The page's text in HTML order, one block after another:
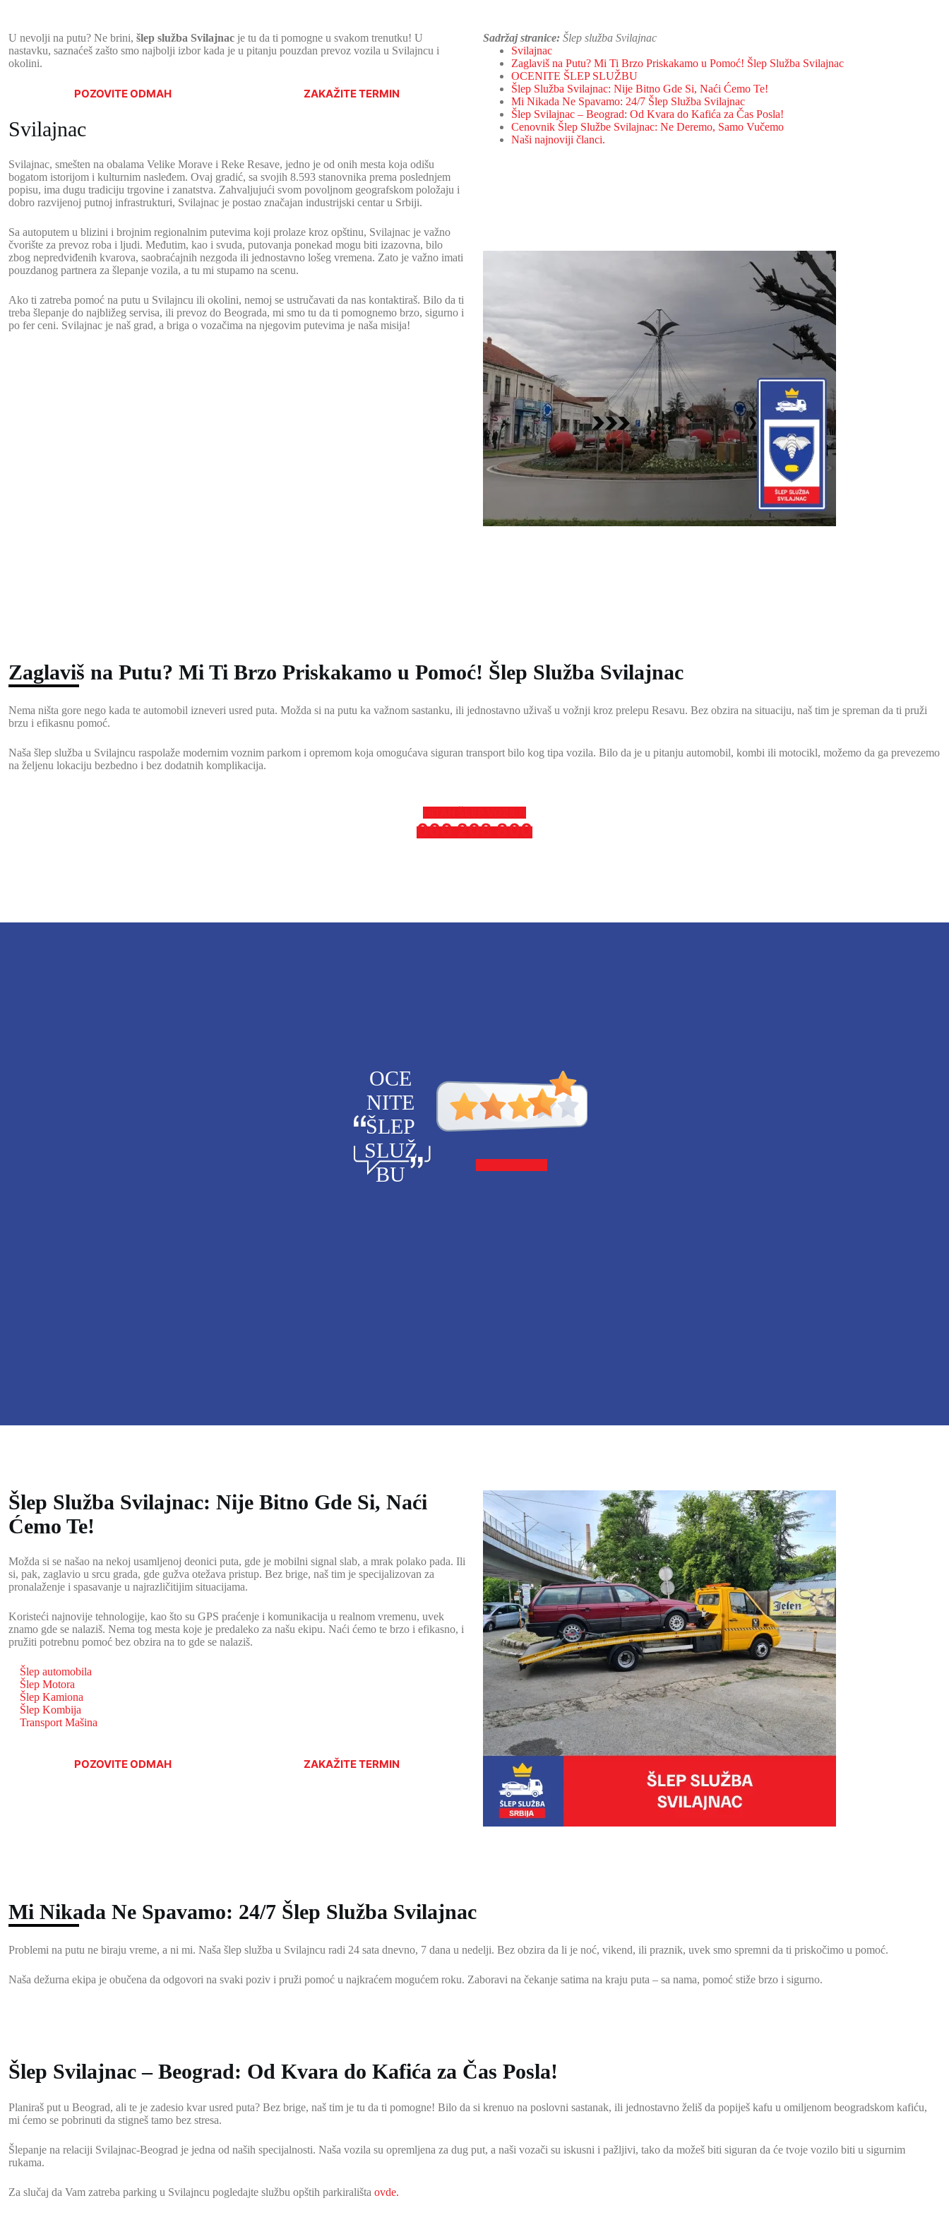
U nevolji na putu? Ne brini, šlep služba Svilajnac je tu da ti pomogne u svakom trenutku! U
nastavku, saznaćeš zašto smo najbolji izbor kada je u pitanju pouzdan prevoz vozila u Svilajncu i
okolini.
POZOVITE ODMAH ZAKAŽITE TERMIN
Svilajnac
Svilajnac, smešten na obalama Velike Morave i Reke Resave, jedno je od onih mesta koja odišu
bogatom istorijom i kulturnim nasleđem. Ovaj gradić, sa svojih 8.593 stanovnika prema poslednjem
popisu, ima dugu tradiciju trgovine i zanatstva. Zahvaljujući svom povoljnom geografskom položaju i
dobro razvijenoj putnoj infrastrukturi, Svilajnac je postao značajan industrijski centar u Srbiji.
Sa autoputem u blizini i brojnim regionalnim putevima koji prolaze kroz opštinu, Svilajnac je važno
čvorište za prevoz roba i ljudi. Međutim, kao i svuda, putovanja ponekad mogu biti izazovna, bilo
zbog nepredviđenih kvarova, saobraćajnih nezgoda ili jednostavno lošeg vremena. Zato je važno imati
pouzdanog partnera za šlepanje vozila, a tu mi stupamo na scenu.
Ako ti zatreba pomoć na putu u Svilajncu ili okolini, nemoj se ustručavati da nas kontaktiraš. Bilo da ti
treba šlepanje do najbližeg servisa, ili prevoz do Beograda, mi smo tu da ti pomognemo brzo, sigurno i
po fer ceni. Svilajnac je naš grad, a briga o vozačima na njegovim putevima je naša misija!
Sadržaj stranice: Šlep služba Svilajnac
Svilajnac
Zaglaviš na Putu? Mi Ti Brzo Priskakamo u Pomoć! Šlep Služba Svilajnac
OCENITE ŠLEP SLUŽBU
Šlep Služba Svilajnac: Nije Bitno Gde Si, Naći Ćemo Te!
Mi Nikada Ne Spavamo: 24/7 Šlep Služba Svilajnac
Šlep Svilajnac – Beograd: Od Kvara do Kafića za Čas Posla!
Cenovnik Šlep Službe Svilajnac: Ne Deremo, Samo Vučemo
Naši najnoviji članci.
Zaglaviš na Putu? Mi Ti Brzo Priskakamo u Pomoć! Šlep Služba Svilajnac
Nema ništa gore nego kada te automobil izneveri usred puta. Možda si na putu ka važnom sastanku, ili jednostavno uživaš u vožnji kroz prelepu Resavu. Bez obzira na situaciju, naš tim je spreman da ti pruži
brzu i efikasnu pomoć.
Naša šlep služba u Svilajncu raspolaže modernim voznim parkom i opremom koja omogućava siguran transport bilo kog tipa vozila. Bilo da je u pitanju automobil, kombi ili motocikl, možemo da ga prevezemo
na željenu lokaciju bezbedno i bez dodatnih komplikacija.
066 208 800
OCE
NITE
ŠLEP
SLUŽ
BU
Šlep Služba Svilajnac: Nije Bitno Gde Si, Naći
Ćemo Te!
Možda si se našao na nekoj usamljenoj deonici puta, gde je mobilni signal slab, a mrak polako pada. Ili
si, pak, zaglavio u srcu grada, gde gužva otežava pristup. Bez brige, naš tim je specijalizovan za
pronalaženje i spasavanje u najrazličitijim situacijama.
Koristeći najnovije tehnologije, kao što su GPS praćenje i komunikacija u realnom vremenu, uvek
znamo gde se nalaziš. Nema tog mesta koje je predaleko za našu ekipu. Naći ćemo te brzo i efikasno, i
pružiti potrebnu pomoć bez obzira na to gde se nalaziš.
Šlep automobila
Šlep Motora
Šlep Kamiona
Šlep Kombija
Transport Mašina
POZOVITE ODMAH ZAKAŽITE TERMIN
Mi Nikada Ne Spavamo: 24/7 Šlep Služba Svilajnac
Problemi na putu ne biraju vreme, a ni mi. Naša šlep služba u Svilajncu radi 24 sata dnevno, 7 dana u nedelji. Bez obzira da li je noć, vikend, ili praznik, uvek smo spremni da ti priskočimo u pomoć.
Naša dežurna ekipa je obučena da odgovori na svaki poziv i pruži pomoć u najkraćem mogućem roku. Zaboravi na čekanje satima na kraju puta – sa nama, pomoć stiže brzo i sigurno.
Šlep Svilajnac – Beograd: Od Kvara do Kafića za Čas Posla!
Planiraš put u Beograd, ali te je zadesio kvar usred puta? Bez brige, naš tim je tu da ti pomogne! Bilo da si krenuo na poslovni sastanak, ili jednostavno želiš da popiješ kafu u omiljenom beogradskom kafiću,
mi ćemo se pobrinuti da stigneš tamo bez stresa.
Šlepanje na relaciji Svilajnac-Beograd je jedna od naših specijalnosti. Naša vozila su opremljena za dug put, a naši vozači su iskusni i pažljivi, tako da možeš biti siguran da će tvoje vozilo biti u sigurnim
rukama.
Za slučaj da Vam zatreba parking u Svilajncu pogledajte službu opštih parkirališta ovde.